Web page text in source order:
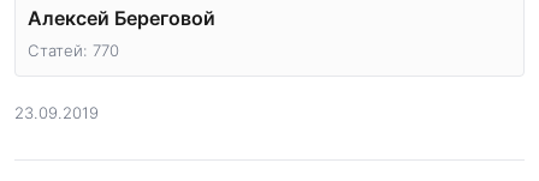
Алексей Береговой
Статей: 770
23.09.2019